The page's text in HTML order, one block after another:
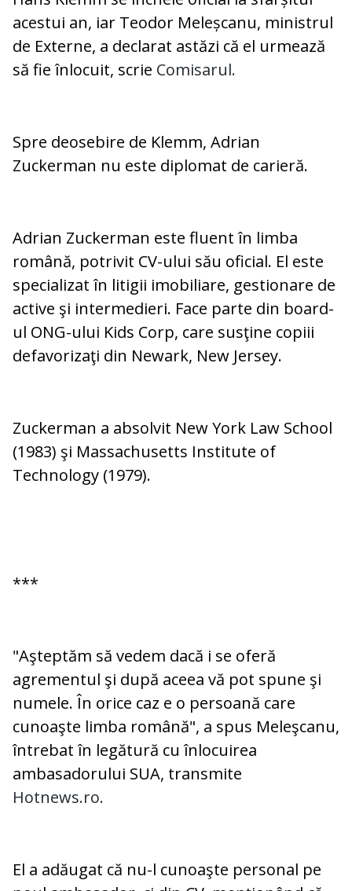
acestui an, iar Teodor Meleșcanu, ministrul
de Externe, a declarat astăzi că el urmează
să fie înlocuit, scrie Comisarul.
Spre deosebire de Klemm, Adrian
Zuckerman nu este diplomat de carieră.
Adrian Zuckerman este fluent în limba
română, potrivit CV-ului său oficial. El este
specializat în litigii imobiliare, gestionare de
active şi intermedieri. Face parte din board-
ul ONG-ului Kids Corp, care susţine copiii
defavorizaţi din Newark, New Jersey.
Zuckerman a absolvit New York Law School
(1983) şi Massachusetts Institute of
Technology (1979).
***
"Aşteptăm să vedem dacă i se oferă
agrementul şi după aceea vă pot spune şi
numele. În orice caz e o persoană care
cunoaşte limba română", a spus Meleşcanu,
întrebat în legătură cu înlocuirea
ambasadorului SUA, transmite
Hotnews.ro.
El a adăugat că nu-l cunoaşte personal pe